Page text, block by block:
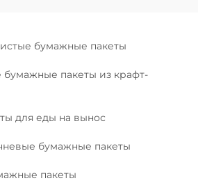
бумажные пакеты
бумажные пакеты из крафт-
для еды на вынос
бумажные пакеты
пакеты